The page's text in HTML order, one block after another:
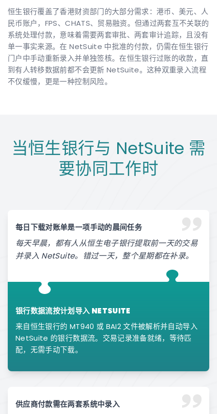
恒生银行覆盖了香港财资部门的大部分需求：港币、美元、人
民币账户，FPS、CHATS、贸易融资。但通过两套互不关联的
系统处理付款，意味着需要两套审批、两套审计追踪，且没有
单一事实来源。在 NetSuite 中批准的付款，仍需在恒生银行
门户中手动重新录入并单独签核。在恒生银行过账的收款，直
到有人转移数据前都不会更新 NetSuite。这种双重录入流程
不仅缓慢，更是一种控制风险。
当恒生银行与 NetSuite 需
要协同工作时
每日下载对账单是一项手动的晨间任务
每天早晨，都有人从恒生电子银行提取前一天的交易
并录入 NetSuite。错过一天，整个星期都在补录。
银行数据流按计划导入 NETSUITE
来自恒生银行的 MT940 或 BAI2 文件被解析并自动导入
NetSuite 的银行数据流。交易记录准备就绪，等待匹
配，无需手动下载。
供应商付款需在两套系统中录入